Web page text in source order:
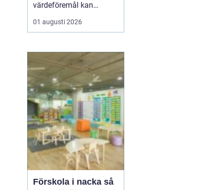
värdeföremål kan
kännas både lockande
och osäkert på samma
smyckena är värda mer
än bara metallvärdet, hur
processen går till och
vilken köpare som går
att lita på. För den som
söker infor...
01 augusti 2026
Förskola i nacka så